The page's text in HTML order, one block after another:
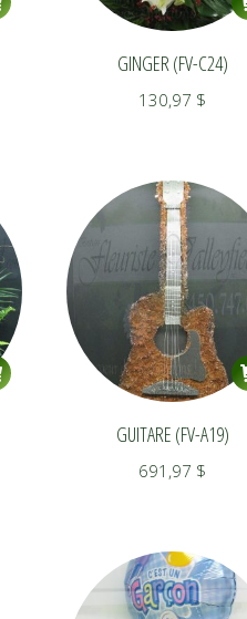
GINGER (FV-C24)
130,97 $
GUITARE (FV-A19)
691,97 $